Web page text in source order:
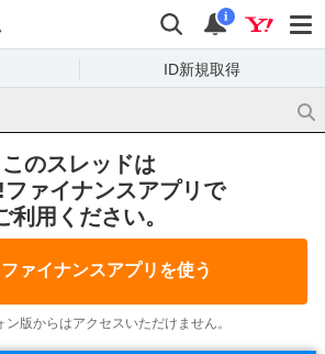
Yahoo!ファイナンス
検索 通知
i
ID新規取得
このスレッドは
ァイナンスアプリで
利用ください。
ファイナンスアプリを使う
ン版からはアクセスいただけません。